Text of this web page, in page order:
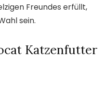
Freundes erfüllt,
sein.
Katzenfutter